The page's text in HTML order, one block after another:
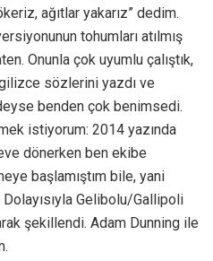
ağıtlar yakarız” dedim.
tohumları atılmış
Onunla çok uyumlu çalıştık,
sözlerini yazdı ve
benden çok benimsedi.
istiyorum: 2014 yazında
dönerken ben ekibe
başlamıştım bile, yani
Gelibolu/Gallipoli
şekillendi. Adam Dunning ile